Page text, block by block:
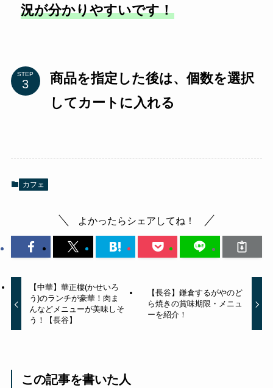
況が分かりやすいです！
STEP
商品を指定した後は、個数を選択
してカートに入れる
カフェ
よかったらシェアしてね！
【中華】華正樓(かせいろ
う)のランチが豪華！肉ま
んなどメニューが美味しそ
う！【長谷】
【長谷】鎌倉するがやのど
ら焼きの賞味期限・メニュ
ーを紹介！
この記事を書いた人